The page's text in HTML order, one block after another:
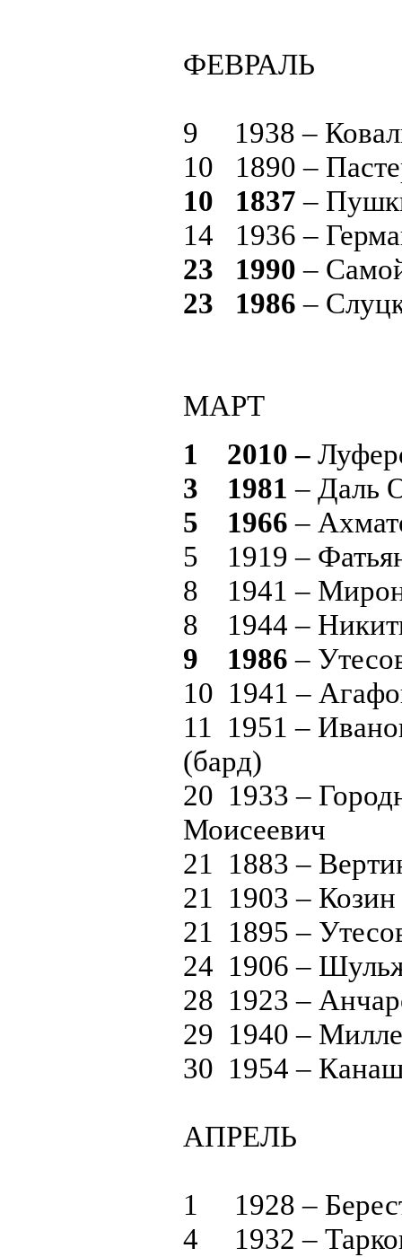
ФЕВРАЛЬ
9 1938 –
10 1890 –
10 1837 –
14 1936 –
23 1990 –
23 1986 –
МАРТ
1 2010 –
3 1981 – Даль
5 1966 –
5 1919 –
8 1941 –
8 1944 –
9 1986 –
10 1941 –
11 1951 –
20 1933 –
Моисеевич
21 1883 –
21 1903 –
21 1895 –
24 1906 –
28 1923 –
29 1940 –
30 1954 –
АПРЕЛЬ
1 1928 –
4 1932 –